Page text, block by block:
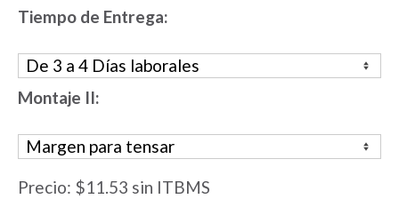
Tiempo de Entrega:
Montaje II:
Precio: $11.53 sin ITBMS